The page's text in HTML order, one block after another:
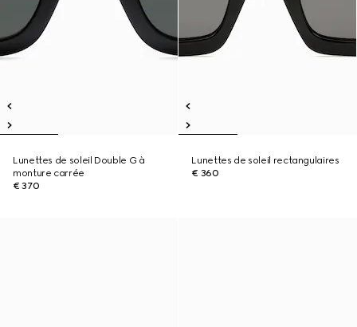
Lunettes de soleil Double G à
monture carrée
€ 370
Lunettes de soleil rectangulaires
€ 360